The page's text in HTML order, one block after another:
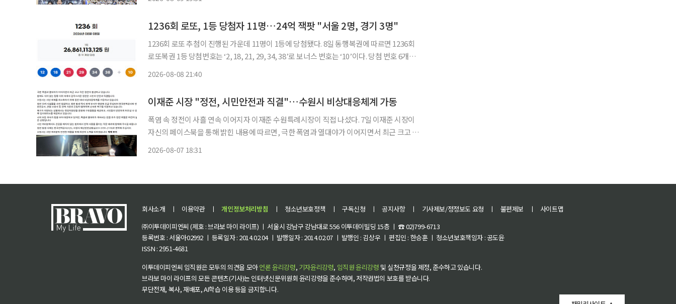
1236회 로또, 1등 당첨자 11명…24억 잭팟 "서울 2명, 경기 3명"
1236회 로또 추첨이 진행된 가운데 11명이 1등에 당첨됐다. 8일 동행복권에 따르면 1236회
로또복권 1등 당첨번호는 ‘2, 18, 21, 29, 34, 38’로 보너스 번호는 ‘10’이다. 당첨 번호 6개를
2026-08-08 21:40
이재준 시장 "정전, 시민안전과 직결"…수원시 비상대응체계 가동
폭염 속 정전이 사흘 연속 이어지자 이재준 수원특례시장이 직접 나섰다. 7일 이재준 시장이
자신의 페이스북을 통해 밝힌 내용에 따르면, 극한 폭염과 열대야가 이어지면서 최근 크고 작
2026-08-07 18:31
회사소개 ㅣ 이용약관 ㅣ 개인정보처리방침 ㅣ 청소년보호정책 ㅣ 구독신청 ㅣ 공지사항 ㅣ 기사제보/정정보도 요청 ㅣ 불편제보 ㅣ
사이트맵
㈜이투데이피엔씨 (제호 : 브라보 마이 라이프) ㅣ 서울시 강남구 강남대로 556 이투데이빌딩 15층 ㅣ ☎ 02)799-6713
등록번호 : 서울아02992 ㅣ 등록일자 : 2014.02.04 ㅣ 발행일자 : 2014.02.07 ㅣ 발행인 : 김상우 ㅣ 편집인 : 한승훈 ㅣ 청소년보호책임자 : 공도윤
ISSN : 2951-4681
이투데이피엔씨 임직원은 모두의 의견을 모아언론 윤리강령, 기자윤리강령, 임직원 윤리강령 및 실천규정을 제정, 준수하고 있습니다.
브라보 마이 라이프의 모든 콘텐츠(기사)는 인터넷신문위원회 윤리강령을 준수하며, 저작권법의 보호를 받습니다.
무단전재, 복사, 재배포, AI학습 이용 등을 금지합니다.